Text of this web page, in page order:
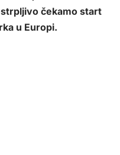
čekamo start
u Europi.